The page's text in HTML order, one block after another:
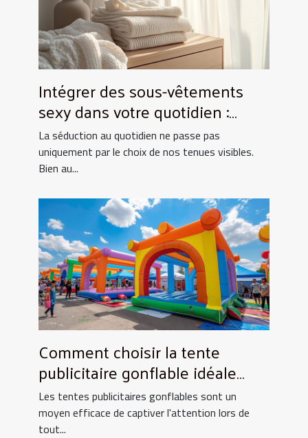
Intégrer des sous-vêtements
sexy dans votre quotidien :
Astuces et conseils
La séduction au quotidien ne passe pas
uniquement par le choix de nos tenues visibles.
Bien au...
Comment choisir la tente
publicitaire gonflable idéale
pour vos événements
Les tentes publicitaires gonflables sont un
moyen efficace de captiver l'attention lors de
tout...